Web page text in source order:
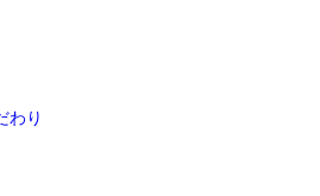
わり